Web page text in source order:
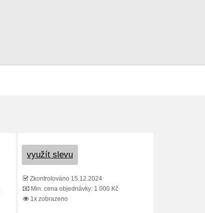
využít slevu
Zkontrolováno 15.12.2024
Min. cena objednávky: 1 000 Kč
1x zobrazeno